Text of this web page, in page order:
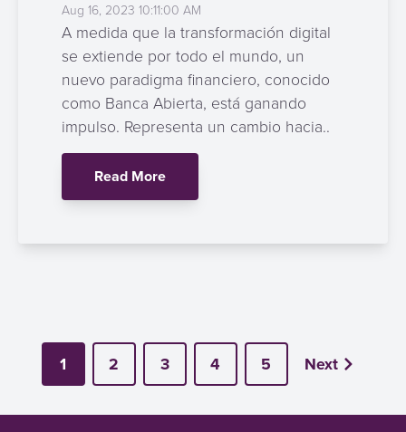
Aug 16, 2023 10:11:00 AM
A medida que la transformación digital
se extiende por todo el mundo, un
nuevo paradigma financiero, conocido
como Banca Abierta, está ganando
impulso. Representa un cambio hacia..
Read More
1 2 3 4 5 Next